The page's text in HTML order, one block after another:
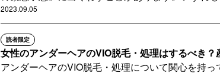
2023.09.05
読者限定
女性のアンダーヘアのVIO脱毛・処理はするべき
アンダーヘアのVIO脱毛・処理について関心を持